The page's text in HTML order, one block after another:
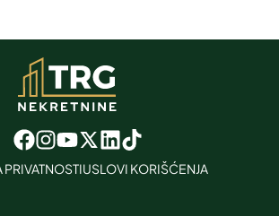
PRIVATNOSTIUSLOVI KORIŠĆENJA